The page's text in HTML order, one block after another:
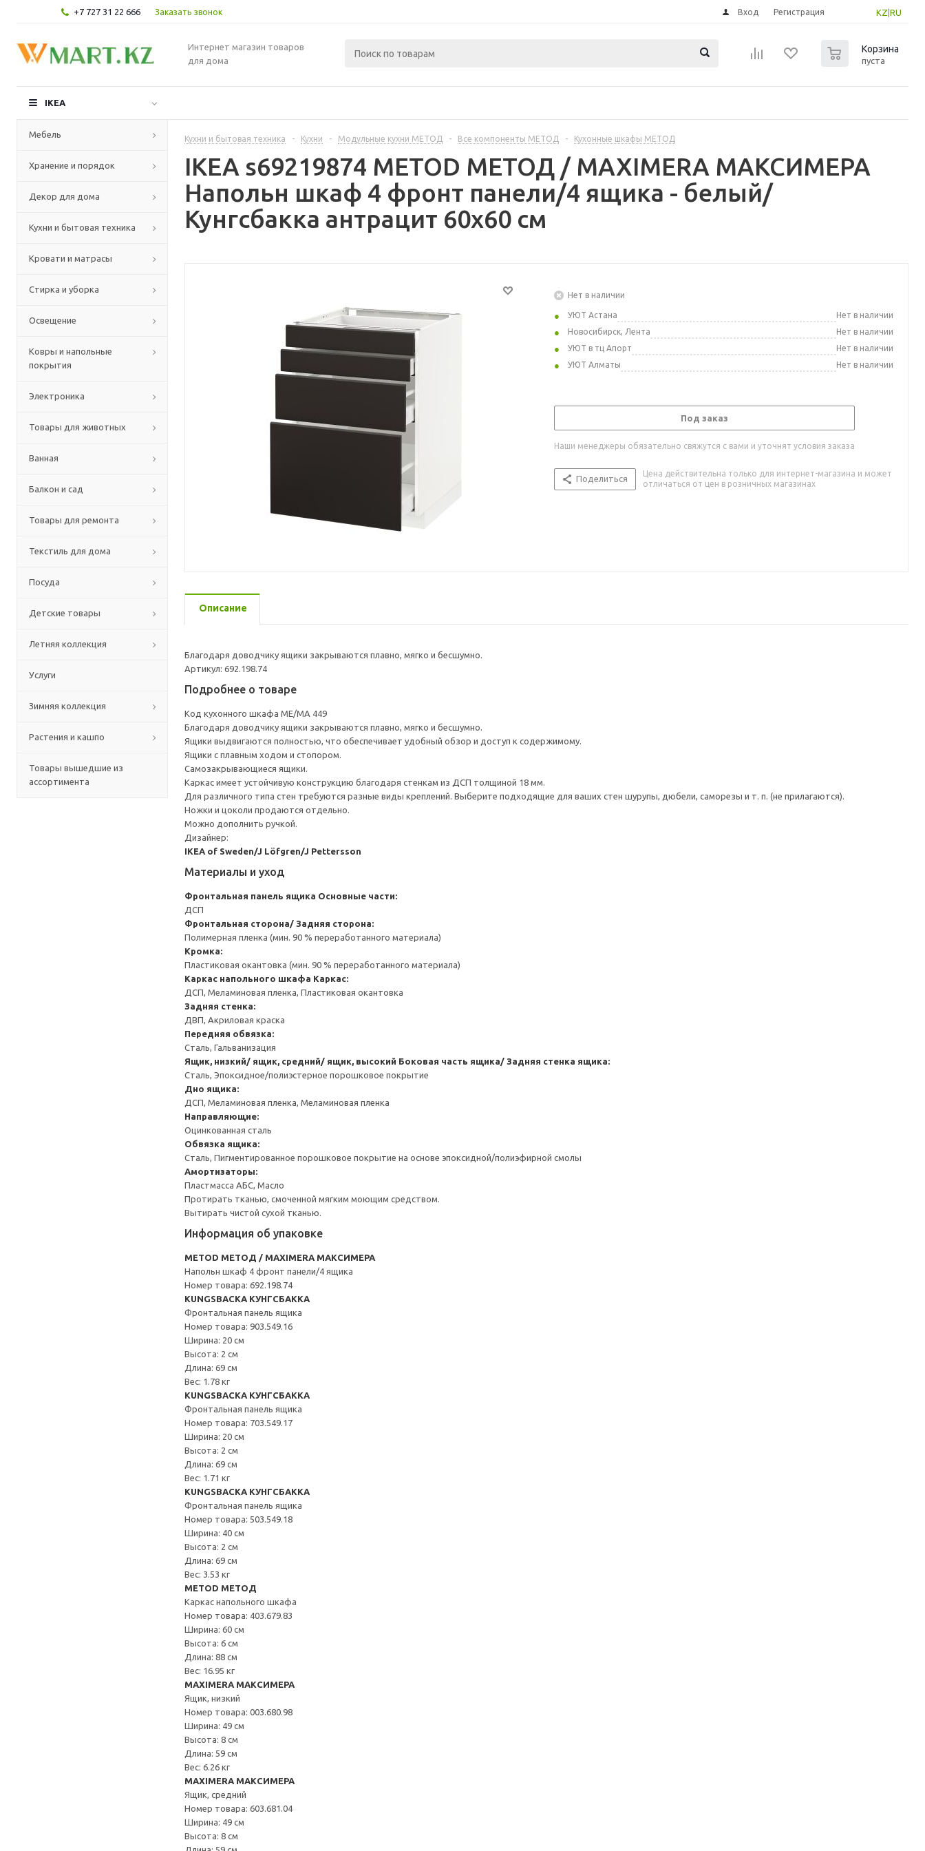
+7 727 31 22 666 Заказать звонок KZ RU
Вход Регистрация
Интернет магазин товаров
для дома
Корзина
пуста
IKEA
Мебель
Хранение и порядок
Декор для дома
Кухни и бытовая техника
Кровати и матрасы
Стирка и уборка
Освещение
Ковры и напольные
покрытия
Электроника
Товары для животных
Ванная
Балкон и сад
Товары для ремонта
Текстиль для дома
Посуда
Детские товары
Летняя коллекция
Услуги
Зимняя коллекция
Растения и кашпо
Товары вышедшие из
ассортимента
Кухни и бытовая техника - Кухни - Модульные кухни МЕТОД - Все компоненты МЕТОД - Кухонные шкафы МЕТОД
IKEA s69219874 METOD МЕТОД / MAXIMERA МАКСИМЕРА
Напольн шкаф 4 фронт панели/4 ящика - белый/
Кунгсбакка антрацит 60x60 см
Нет в наличии
УЮТ Астана
Нет в наличии
Новосибирск, Лента
Нет в наличии
УЮТ в тц Апорт
Нет в наличии
УЮТ Алматы
Нет в наличии
Под заказ
Наши менеджеры обязательно свяжутся с вами и уточнят условия заказа
Поделиться
Цена действительна только для интернет-магазина и может
отличаться от цен в розничных магазинах
Описание
Благодаря доводчику ящики закрываются плавно, мягко и бесшумно.
Артикул: 692.198.74
Подробнее о товаре
Код кухонного шкафа ME/MA 449
Благодаря доводчику ящики закрываются плавно, мягко и бесшумно.
Ящики выдвигаются полностью, что обеспечивает удобный обзор и доступ к содержимому.
Ящики с плавным ходом и стопором.
Самозакрывающиеся ящики.
Каркас имеет устойчивую конструкцию благодаря стенкам из ДСП толщиной 18 мм.
Для различного типа стен требуются разные виды креплений. Выберите подходящие для ваших стен шурупы, дюбели, саморезы и т. п. (не прилагаются).
Ножки и цоколи продаются отдельно.
Можно дополнить ручкой.
Дизайнер:
IKEA of Sweden/J Löfgren/J Pettersson
Материалы и уход
Фронтальная панель ящика Основные части:
ДСП
Фронтальная сторона/ Задняя сторона:
Полимерная пленка (мин. 90 % переработанного материала)
Кромка:
Пластиковая окантовка (мин. 90 % переработанного материала)
Каркас напольного шкафа Каркас:
ДСП, Меламиновая пленка, Пластиковая окантовка
Задняя стенка:
ДВП, Акриловая краска
Передняя обвязка:
Сталь, Гальванизация
Ящик, низкий/ ящик, средний/ ящик, высокий Боковая часть ящика/ Задняя стенка ящика:
Сталь, Эпоксидное/полиэстерное порошковое покрытие
Дно ящика:
ДСП, Меламиновая пленка, Меламиновая пленка
Направляющие:
Оцинкованная сталь
Обвязка ящика:
Сталь, Пигментированное порошковое покрытие на основе эпоксидной/полиэфирной смолы
Амортизаторы:
Пластмасса АБС, Масло
Протирать тканью, смоченной мягким моющим средством.
Вытирать чистой сухой тканью.
Информация об упаковке
METOD МЕТОД / MAXIMERA МАКСИМЕРА
Напольн шкаф 4 фронт панели/4 ящика
Номер товара: 692.198.74
KUNGSBACKA КУНГСБАККА
Фронтальная панель ящика
Номер товара: 903.549.16
Ширина: 20 см
Высота: 2 см
Длина: 69 см
Вес: 1.78 кг
KUNGSBACKA КУНГСБАККА
Фронтальная панель ящика
Номер товара: 703.549.17
Ширина: 20 см
Высота: 2 см
Длина: 69 см
Вес: 1.71 кг
KUNGSBACKA КУНГСБАККА
Фронтальная панель ящика
Номер товара: 503.549.18
Ширина: 40 см
Высота: 2 см
Длина: 69 см
Вес: 3.53 кг
METOD МЕТОД
Каркас напольного шкафа
Номер товара: 403.679.83
Ширина: 60 см
Высота: 6 см
Длина: 88 см
Вес: 16.95 кг
MAXIMERA МАКСИМЕРА
Ящик, низкий
Номер товара: 003.680.98
Ширина: 49 см
Высота: 8 см
Длина: 59 см
Вес: 6.26 кг
MAXIMERA МАКСИМЕРА
Ящик, средний
Номер товара: 603.681.04
Ширина: 49 см
Высота: 8 см